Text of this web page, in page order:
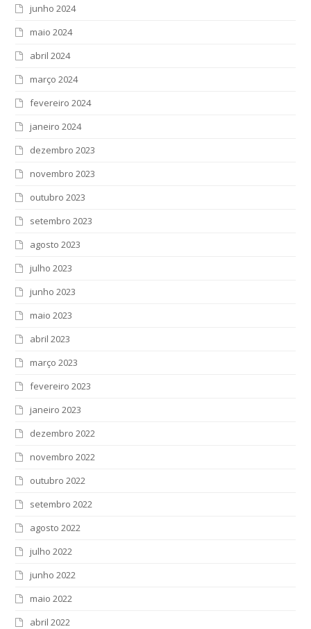
junho 2024
maio 2024
abril 2024
março 2024
fevereiro 2024
janeiro 2024
dezembro 2023
novembro 2023
outubro 2023
setembro 2023
agosto 2023
julho 2023
junho 2023
maio 2023
abril 2023
março 2023
fevereiro 2023
janeiro 2023
dezembro 2022
novembro 2022
outubro 2022
setembro 2022
agosto 2022
julho 2022
junho 2022
maio 2022
abril 2022